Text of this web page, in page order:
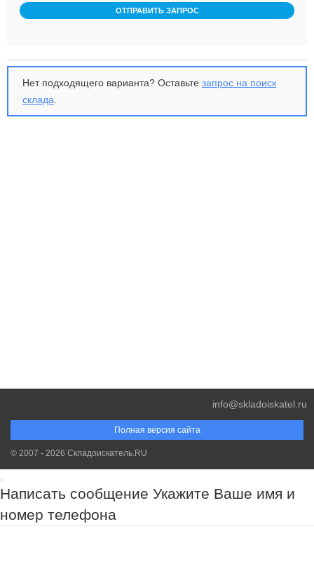
ОТПРАВИТЬ ЗАПРОС
Нет подходящего варианта? Оставьте запрос на поиск
склада
Полная версия сайта
info@skladoiskatel.ru
© 2007 - 2026 Складоискатель.RU
Написать сообщение Укажите Ваше имя и
номер телефона